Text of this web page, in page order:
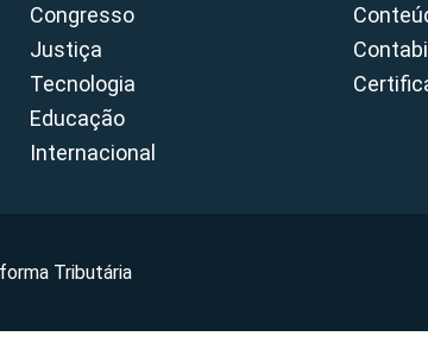
Congresso
Justiça
Tecnologia
Educação
Internacional
Tributária